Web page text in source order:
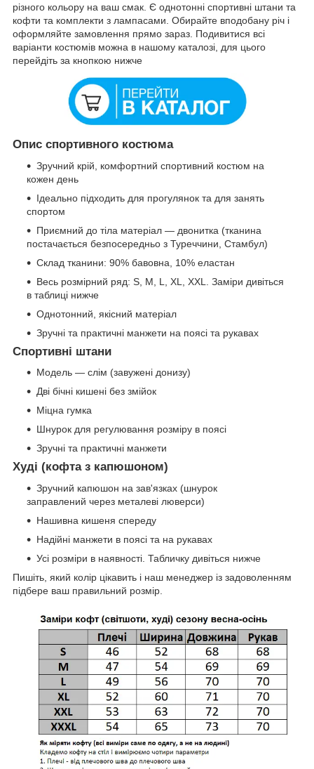
різного кольору на ваш смак. Є однотонні спортивні штани та
кофти та комплекти з лампасами. Обирайте вподобану річ і
оформляйте замовлення прямо зараз. Подивитися всі
варіанти костюмів можна в нашому каталозі, для цього
перейдіть за кнопкою нижче
Опис спортивного костюма
Зручний крій, комфортний спортивний костюм на
кожен день
Ідеально підходить для прогулянок та для занять
спортом
Приємний до тіла матеріал — двонитка (тканина
постачається безпосередньо з Туреччини, Стамбул)
Склад тканини: 90% бавовна, 10% еластан
Весь розмірний ряд: S, M, L, XL, XXL. Заміри дивіться
в таблиці нижче
Однотонний, якісний матеріал
Зручні та практичні манжети на поясі та рукавах
Спортивні штани
Модель — слім (завужені донизу)
Дві бічні кишені без змійок
Міцна гумка
Шнурок для регулювання розміру в поясі
Зручні та практичні манжети
Худі (кофта з капюшоном)
Зручний капюшон на зав'язках (шнурок
заправлений через металеві люверси)
Нашивна кишеня спереду
Надійні манжети в поясі та на рукавах
Усі розміри в наявності. Табличку дивіться нижче
Пишіть, який колір цікавить і наш менеджер із задоволенням
підбере ваш правильний розмір.